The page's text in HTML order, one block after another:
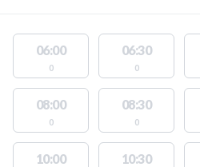
06:00
0
06:30
0
08:00
0
08:30
0
10:00 10:30